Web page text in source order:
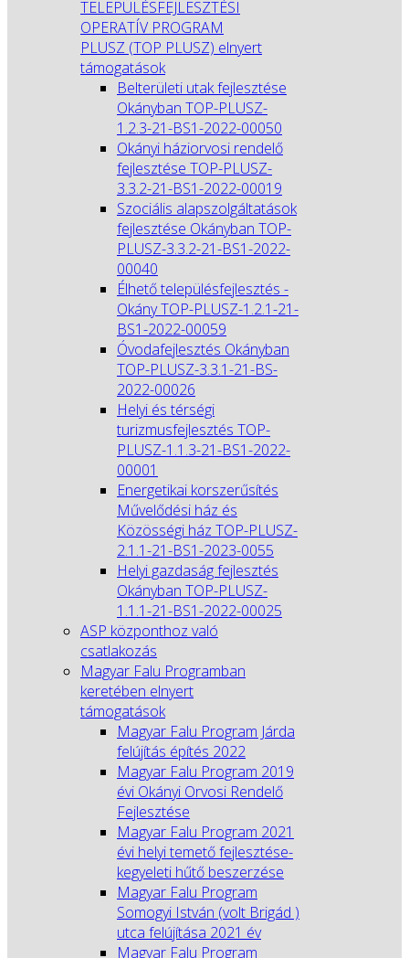
TELEPÜLÉSFEJLESZTÉSI
OPERATÍV PROGRAM
PLUSZ (TOP PLUSZ) elnyert
támogatások
Belterületi utak fejlesztése
Okányban TOP-PLUSZ-
1.2.3-21-BS1-2022-00050
Okányi háziorvosi rendelő
fejlesztése TOP-PLUSZ-
3.3.2-21-BS1-2022-00019
Szociális alapszolgáltatások
fejlesztése Okányban TOP-
PLUSZ-3.3.2-21-BS1-2022-
00040
Élhető településfejlesztés -
Okány TOP-PLUSZ-1.2.1-21-
BS1-2022-00059
Óvodafejlesztés Okányban
TOP-PLUSZ-3.3.1-21-BS-
2022-00026
Helyi és térségi
turizmusfejlesztés TOP-
PLUSZ-1.1.3-21-BS1-2022-
00001
Energetikai korszerűsítés
Művelődési ház és
Közösségi ház TOP-PLUSZ-
2.1.1-21-BS1-2023-0055
Helyi gazdaság fejlesztés
Okányban TOP-PLUSZ-
1.1.1-21-BS1-2022-00025
ASP központhoz való
csatlakozás
Magyar Falu Programban
keretében elnyert
támogatások
Magyar Falu Program Járda
felújítás építés 2022
Magyar Falu Program 2019
évi Okányi Orvosi Rendelő
Fejlesztése
Magyar Falu Program 2021
évi helyi temető fejlesztése-
kegyeleti hűtő beszerzése
Magyar Falu Program
Somogyi István (volt Brigád )
utca felújítása 2021 év
Magyar Falu Program